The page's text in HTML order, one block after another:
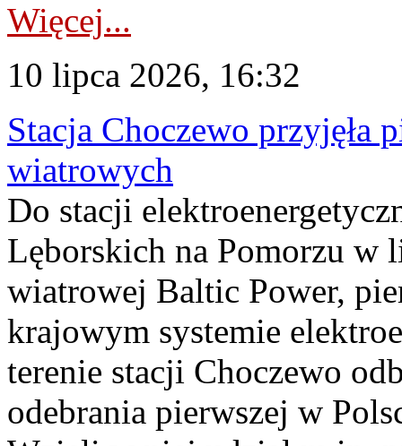
Więcej...
10 lipca 2026, 16:32
Stacja Choczewo przyjęła
wiatrowych
Do stacji
Lęborskich na Pomorzu w
wiatrowej Baltic Power,
krajowym systemie
terenie stacji Choczewo
odebrania pierwszej w